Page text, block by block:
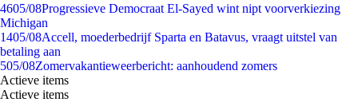
4605/08Progressieve Democraat El-Sayed wint nipt voorverkiezing
Michigan
1405/08Accell, moederbedrijf Sparta en Batavus, vraagt uitstel van
betaling aan
505/08Zomervakantieweerbericht: aanhoudend zomers
Actieve items
Actieve items